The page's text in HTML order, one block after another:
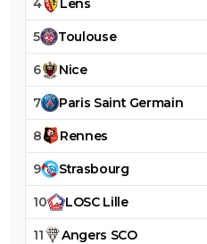
4 Lens
5 Toulouse
6 Nice
7 Paris Saint Germain
8 Rennes
9 Strasbourg
10 LOSC Lille
11 Angers SCO